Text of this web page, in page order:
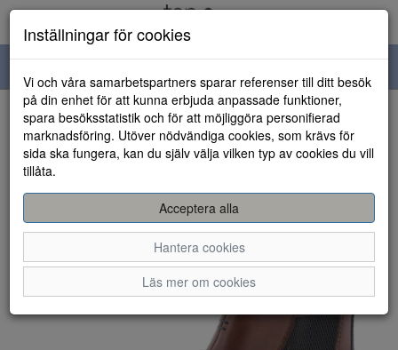
navigation
HEM
Inställningar för cookies
Vi och våra samarbetspartners sparar referenser till ditt besök
på din enhet för att kunna erbjuda anpassade funktioner,
spara besöksstatistik och för att möjliggöra personifierad
marknadsföring. Utöver nödvändiga cookies, som krävs för
sida ska fungera, kan du själv välja vilken typ av cookies du vill
tillåta.
Acceptera alla
Hantera cookies
Läs mer om cookies